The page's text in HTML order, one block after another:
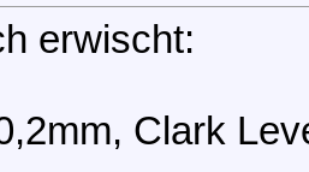
erwischt:
Clark